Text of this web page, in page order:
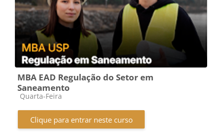
MBA EAD Regulação do Setor em
Saneamento
Categoria do curso
Quarta-Feira
Clique para entrar neste curso